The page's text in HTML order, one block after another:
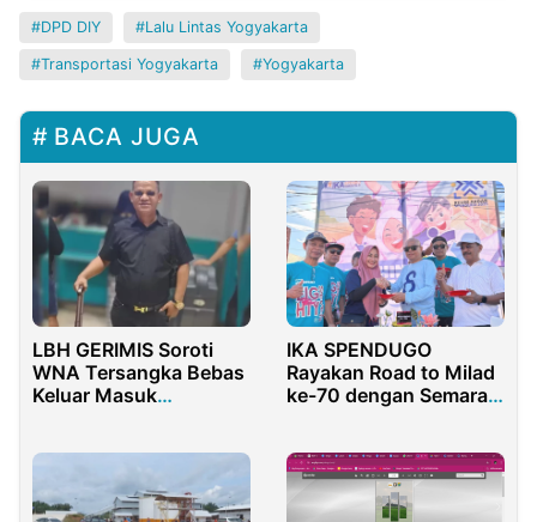
DPD DIY Lalu Lintas Yogyakarta
Transportasi Yogyakarta Yogyakarta
BACA JUGA
LBH GERIMIS Soroti
WNA Tersangka Bebas
Keluar Masuk
IKA SPENDUGO
Rayakan Road to Milad
ke-70 dengan Semarak